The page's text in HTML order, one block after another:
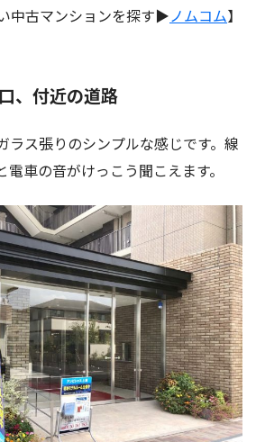
中古マンションを探す▶︎ノムコム】
、付近の道路
ラス張りのシンプルな感じです。線
車の音がけっこう聞こえます。